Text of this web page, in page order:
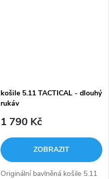
košile 5.11 TACTICAL - dlouhý
rukáv
1 790 Kč
ZOBRAZIT
Originální bavlněná košile 5.11